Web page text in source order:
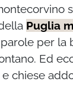
Puglia
per la
Ed
chiese